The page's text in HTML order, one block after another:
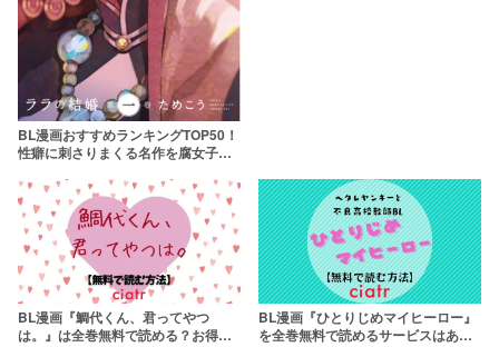
BL漫画おすすめランキングTOP50！
性癖に刺さりまくる名作を腐女子が
BL漫画『鯛代くん、君ってやつ
は。』は全巻無料で読める？お得に
BL漫画『ひとりじめマイヒーロー』
を全巻無料で読めるサービスはあ